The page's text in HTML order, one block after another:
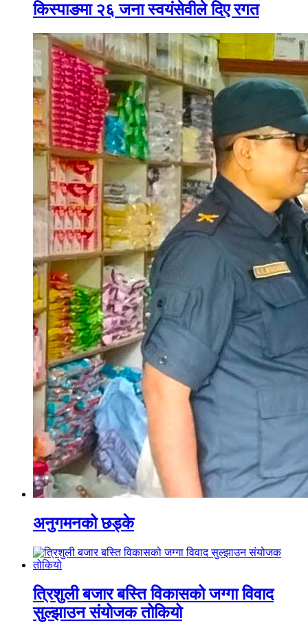
किस्पाङमा २६ जना स्वयंसेवीले दिए रगत
अनुगमनको छड्के
त्रिशुली बजार बस्ति विकासको जग्गा विवाद
सुल्झाउन संयोजक तोकियो